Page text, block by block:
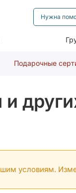
Нужна
Подарочные
условиям.